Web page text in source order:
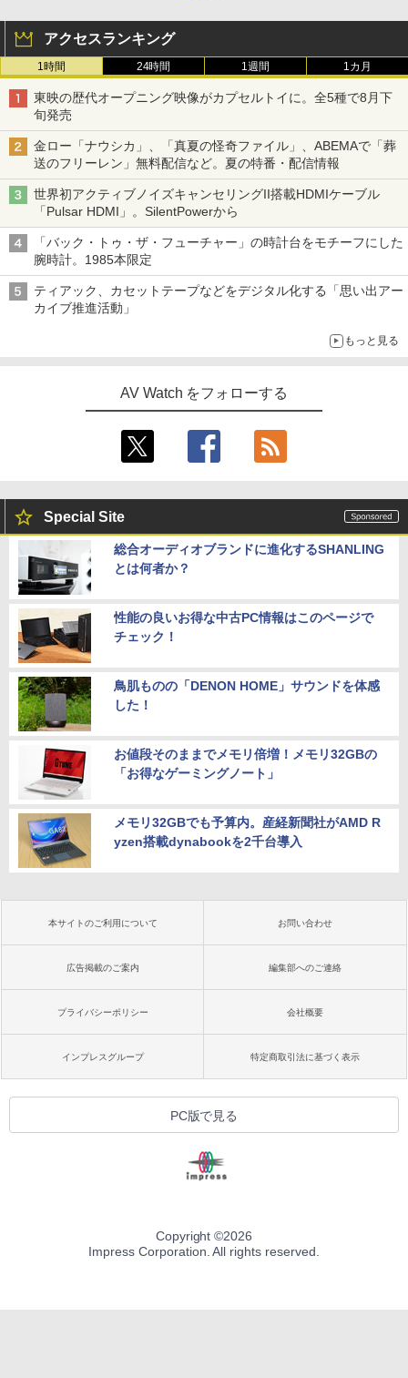
アクセスランキング
1時間 24時間 1週間 1カ月
東映の歴代オープニング映像がカプセルトイに。全5種で8月下
旬発売
金ロー「ナウシカ」、「真夏の怪奇ファイル」、ABEMAで「葬
送のフリーレン」無料配信など。夏の特番・配信情報
世界初アクティブノイズキャンセリングII搭載HDMIケーブル
「Pulsar HDMI」。SilentPowerから
「バック・トゥ・ザ・フューチャー」の時計台をモチーフにした
腕時計。1985本限定
ティアック、カセットテープなどをデジタル化する「思い出アー
カイブ推進活動」
もっと見る
AV Watch をフォローする
Special Site
総合オーディオブランドに進化するSHANLING
とは何者か？
性能の良いお得な中古PC情報はこのページで
チェック！
鳥肌ものの「DENON HOME」サウンドを体感
した！
お値段そのままでメモリ倍増！メモリ32GBの
「お得なゲーミングノート」
メモリ32GBでも予算内。産経新聞社がAMD R
yzen搭載dynabookを2千台導入
本サイトのご利用について お問い合わせ
広告掲載のご案内 編集部へのご連絡
プライバシーポリシー 会社概要
インプレスグループ 特定商取引法に基づく表示
PC版で見る
Copyright ©2026
Impress Corporation. All rights reserved.